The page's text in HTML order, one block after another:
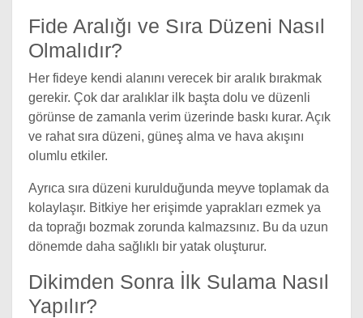
Fide Aralığı ve Sıra Düzeni Nasıl
Olmalıdır?
Her fideye kendi alanını verecek bir aralık bırakmak
gerekir. Çok dar aralıklar ilk başta dolu ve düzenli
görünse de zamanla verim üzerinde baskı kurar. Açık
ve rahat sıra düzeni, güneş alma ve hava akışını
olumlu etkiler.
Ayrıca sıra düzeni kurulduğunda meyve toplamak da
kolaylaşır. Bitkiye her erişimde yaprakları ezmek ya
da toprağı bozmak zorunda kalmazsınız. Bu da uzun
dönemde daha sağlıklı bir yatak oluşturur.
Dikimden Sonra İlk Sulama Nasıl
Yapılır?